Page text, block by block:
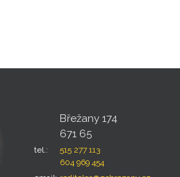
Břežany 174
671 65
tel.:
515 277 113
604 969 454